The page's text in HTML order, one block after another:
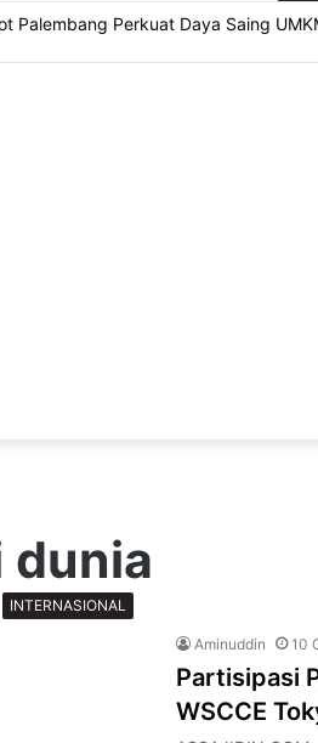
Palembang Perkuat Daya Saing
dunia
INTERNASIONAL
Aminuddin 10
Partisipasi
WSCCE